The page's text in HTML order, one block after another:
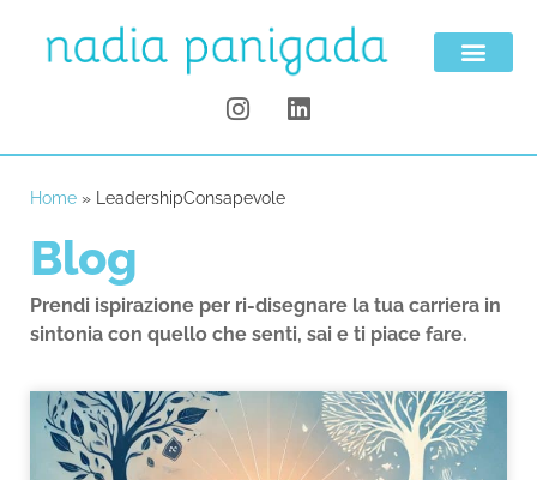
Home » LeadershipConsapevole
Blog
Prendi ispirazione per ri-disegnare la tua carriera in
sintonia con quello che senti, sai e ti piace fare.